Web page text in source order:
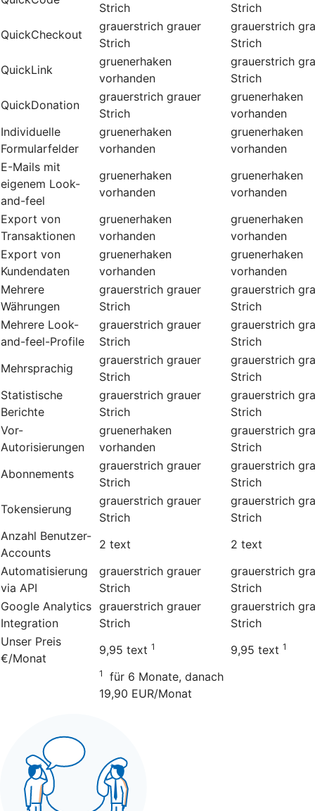
Strich
Strich
QuickCheckout
grauerstrich grauer
Strich
grauerstrich
Strich
QuickLink
gruenerhaken
vorhanden
grauerstrich
Strich
QuickDonation
grauerstrich grauer
Strich
gruenerhaken
vorhanden
Individuelle
Formularfelder
gruenerhaken
vorhanden
gruenerhaken
vorhanden
E-Mails mit
eigenem Look-
and-feel
gruenerhaken
vorhanden
gruenerhaken
vorhanden
Export von
Transaktionen
gruenerhaken
vorhanden
gruenerhaken
vorhanden
Export von
Kundendaten
gruenerhaken
vorhanden
gruenerhaken
vorhanden
Mehrere
Währungen
grauerstrich grauer
Strich
grauerstrich
Strich
Mehrere Look-
and-feel-Profile
grauerstrich grauer
Strich
grauerstrich
Strich
Mehrsprachig
grauerstrich grauer
Strich
grauerstrich
Strich
Statistische
Berichte
grauerstrich grauer
Strich
grauerstrich
Strich
Vor-
Autorisierungen
gruenerhaken
vorhanden
grauerstrich
Strich
Abonnements
grauerstrich grauer
Strich
grauerstrich
Strich
Tokensierung
grauerstrich grauer
Strich
grauerstrich
Strich
Anzahl Benutzer-
Accounts
2 text 2 text
Automatisierung
via API
grauerstrich grauer
Strich
grauerstrich
Strich
Google Analytics
Integration
grauerstrich grauer
Strich
grauerstrich
Strich
Unser Preis
€/Monat
9,95 text 1 9,95 text 1
1 für 6 Monate, danach
19,90 EUR/Monat